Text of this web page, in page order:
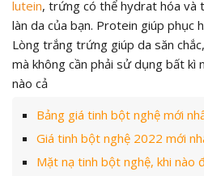
lutein, trứng có thể hydrat hóa và
làn da của bạn. Protein giúp phục
Lòng trắng trứng giúp da săn
mà không cần phải sử dụng bất kì
nào cả
Bảng giá tinh bột nghệ mới
Giá tinh bột nghệ 2022 mới
Mặt nạ tinh bột nghệ, khi nào